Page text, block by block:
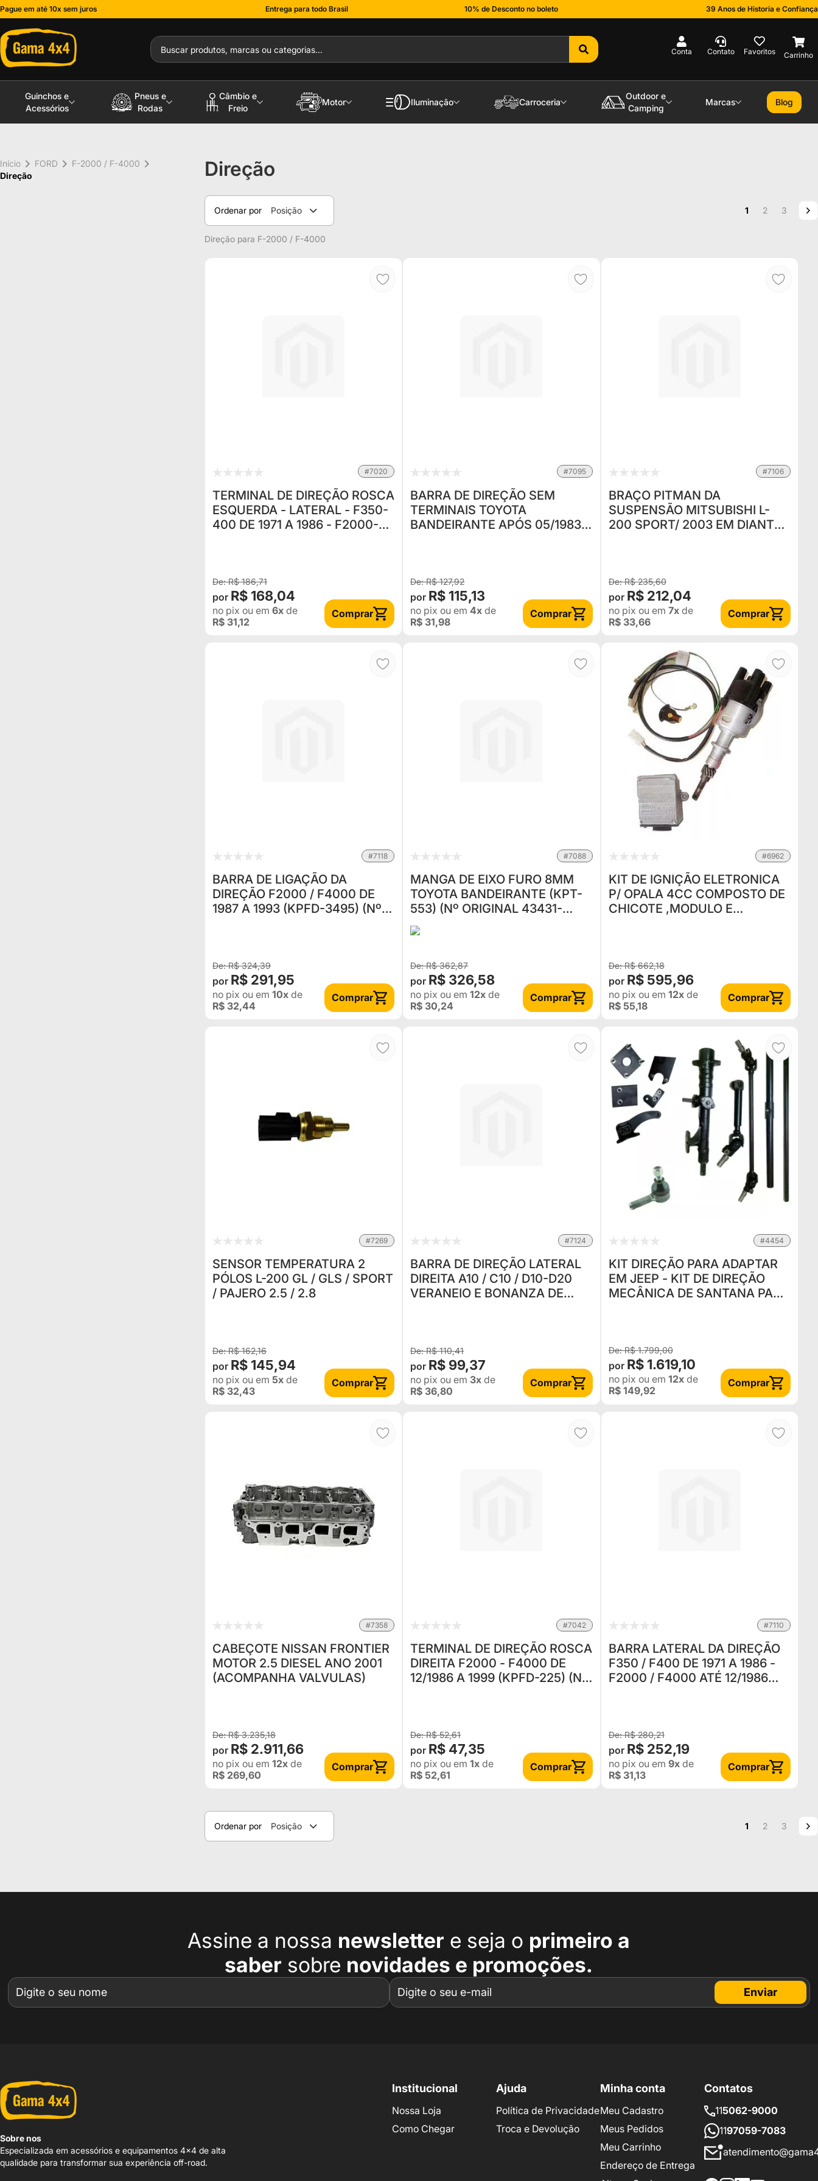
Pague em até 10x sem juros Entrega para todo Brasil 10% de Desconto no boleto
39 Anos de Historia e Confiança
Guinchos e
Acessórios
Pneus e
Rodas
Câmbio e
Freio
Motor Iluminação Carroceria
Outdoor e
Camping
Marcas Blog
Direção
Ordenar por Posição Página
Você esta lendo
1 Página
2 Página
3
Direção para F-2000 / F-4000
#7020
TERMINAL DE DIREÇÃO ROSCA
ESQUERDA - LATERAL - F350-
400 DE 1971 A 1986 - F2000-
R$ 186,71
R$ 168,04
no pix ou em 6x de
R$ 31,12
Comprar
#7095
BARRA DE DIREÇÃO SEM
TERMINAIS TOYOTA
BANDEIRANTE APÓS 05/1983
R$ 127,92
R$ 115,13
no pix ou em4x de
R$ 31,98
Comprar
#7106
BRAÇO PITMAN DA
SUSPENSÃO MITSUBISHI L-
200 SPORT/ 2003 EM DIANTE
R$ 235,60
R$ 212,04
no pix ou em 7xde
R$ 33,66
Comprar
#7118
BARRA DE LIGAÇÃO DA
DIREÇÃO F2000 / F4000 DE
1987 A 1993 (KPFD-3495) (Nº
R$ 324,39
R$ 291,95
no pix ou em 10x de
R$ 32,44
Comprar
#7088
MANGA DE EIXO FURO 8MM
TOYOTA BANDEIRANTE (KPT-
553) (Nº ORIGINAL 43431-
98001)
R$ 362,87
R$ 326,58
no pix ou em12x de
R$ 30,24
Comprar
#6962
KIT DE IGNIÇÃO ELETRONICA
P/ OPALA 4CC COMPOSTO DE
CHICOTE ,MODULO E
R$ 662,18
R$ 595,96
no pix ou em 12xde
R$ 55,18
Comprar
#7269
SENSOR TEMPERATURA 2
PÓLOS L-200 GL / GLS / SPORT
/ PAJERO 2.5 / 2.8
R$ 162,16
R$ 145,94
no pix ou em 5x de
R$ 32,43
Comprar
#7124
BARRA DE DIREÇÃO LATERAL
DIREITA A10 / C10 / D10-D20
VERANEIO E BONANZA DE
R$ 110,41
R$ 99,37
no pix ou em 3x de
R$ 36,80
Comprar
#4454
KIT DIREÇÃO PARA ADAPTAR
EM JEEP - KIT DE DIREÇÃO
MECÂNICA DE SANTANA PARA
R$ 1.799,00
R$ 1.619,10
no pix ou em 12xde
R$ 149,92
Comprar
#7358
CABEÇOTE NISSAN FRONTIER
MOTOR 2.5 DIESEL ANO 2001
(ACOMPANHA VALVULAS)
R$ 3.235,18
R$ 2.911,66
no pix ou em 12x de
R$ 269,60
Comprar
#7042
TERMINAL DE DIREÇÃO ROSCA
DIREITA F2000 - F4000 DE
12/1986 A 1999 (KPFD-225) (Nº
R$ 52,61
R$ 47,35
no pix ou em1x de
R$ 52,61
Comprar
#7110
BARRA LATERAL DA DIREÇÃO
F350 / F400 DE 1971 A 1986 -
F2000 / F4000 ATÉ 12/1986
R$ 280,21
R$ 252,19
no pix ou em 9xde
R$ 31,13
Comprar
Ordenar por Posição Página
Você esta lendo
1 Página
2 Página
3
Início FORD
F-2000 / F-4000
Direção
Assine a nossa newsletter e seja o primeiro a
saber sobre novidades e promoções.
Enviar
Sobre nos
Especializada em acessórios e equipamentos 4x4 de alta
qualidade para transformar sua experiência off-road.
Institucional
Nossa Loja
Como Chegar
Ajuda
Política de Privacidade
Troca e Devolução
Minha conta
Meu Cadastro
Meus Pedidos
Meu Carrinho
Endereço de Entrega
Contatos
115062-9000
1197059-7083